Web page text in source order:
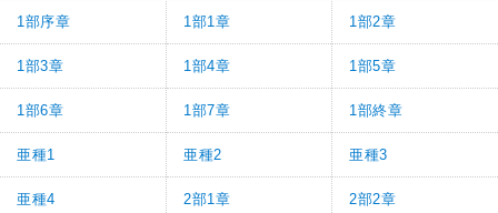
1部序章 1部1章 1部2章
1部3章 1部4章 1部5章
1部6章 1部7章 1部終章
亜種1 亜種2 亜種3
亜種4 2部1章 2部2章